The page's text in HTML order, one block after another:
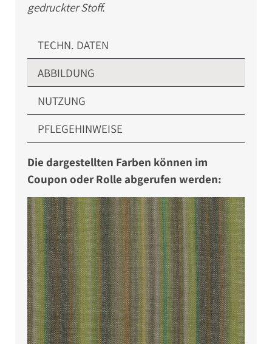
gedruckter Stoff.
TECHN. DATEN
ABBILDUNG
NUTZUNG
PFLEGEHINWEISE
Die dargestellten Farben können im
Coupon oder Rolle abgerufen werden: